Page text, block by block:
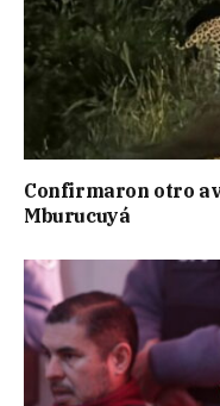
Confirmaron otro
Mburucuyá